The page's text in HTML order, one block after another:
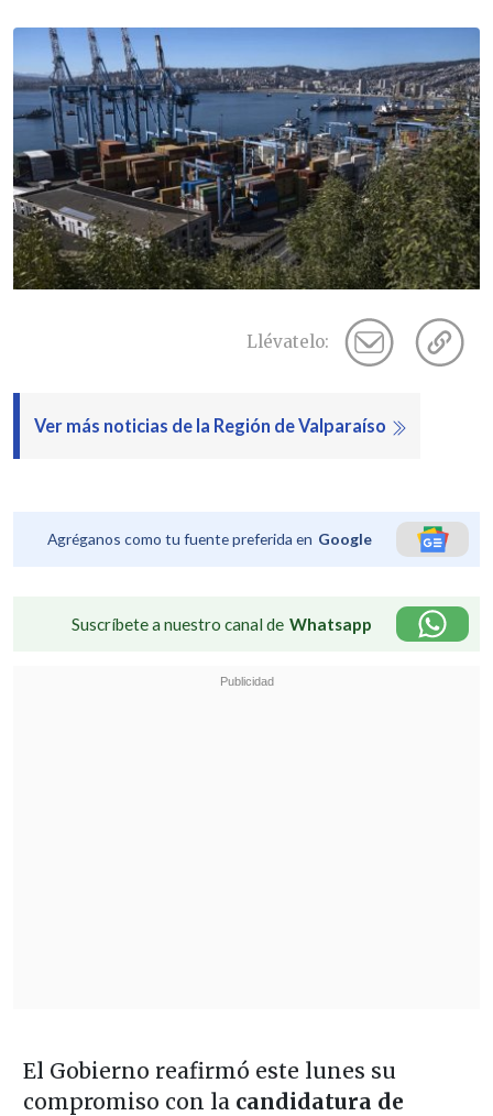
Llévatelo:
Ver más noticias de la Región de Valparaíso
Agréganos como tu fuente preferida en Google
Suscríbete a nuestro canal de Whatsapp
El Gobierno reafirmó este lunes su
compromiso con la candidatura de